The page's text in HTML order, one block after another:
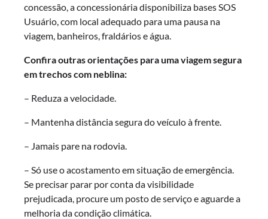
concessão, a concessionária disponibiliza bases SOS
Usuário, com local adequado para uma pausa na
viagem, banheiros, fraldários e água.
Confira outras orientações para uma viagem segura
em trechos com neblina:
– Reduza a velocidade.
– Mantenha distância segura do veículo à frente.
– Jamais pare na rodovia.
– Só use o acostamento em situação de emergência.
Se precisar parar por conta da visibilidade
prejudicada, procure um posto de serviço e aguarde a
melhoria da condição climática.